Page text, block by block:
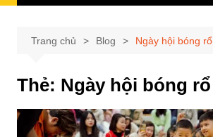
Trang chủ Blog Ngày hội bóng rổ
Thẻ: Ngày hội bóng rổ